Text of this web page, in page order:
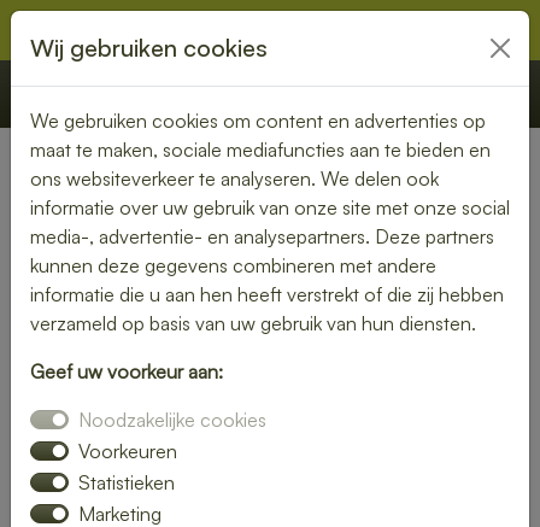
€ 0,00 Offerte Bestellen
Nederland» Teuge
Lunch bezorgen in Teuge –
vers en snel bij jou thuis of op
kantoor
bezorgen in Teuge en geniet van verse, smaakvolle
gerechten. Of je nu kiest voor een rijk belegd broodje, een
frisse salade of een warme maaltijd – wij bezorgen het bij
jou op locatie.
Wij gebruiken cookies
We gebruiken cookies om content en advertenties op
maat te maken, sociale mediafuncties aan te bieden en
ons websiteverkeer te analyseren. We delen ook
informatie over uw gebruik van onze site met onze social
media-, advertentie- en analysepartners. Deze partners
kunnen deze gegevens combineren met andere
informatie die u aan hen heeft verstrekt of die zij hebben
verzameld op basis van uw gebruik van hun diensten.
Geef uw voorkeur aan:
Noodzakelijke cookies
Voorkeuren
Statistieken
Marketing